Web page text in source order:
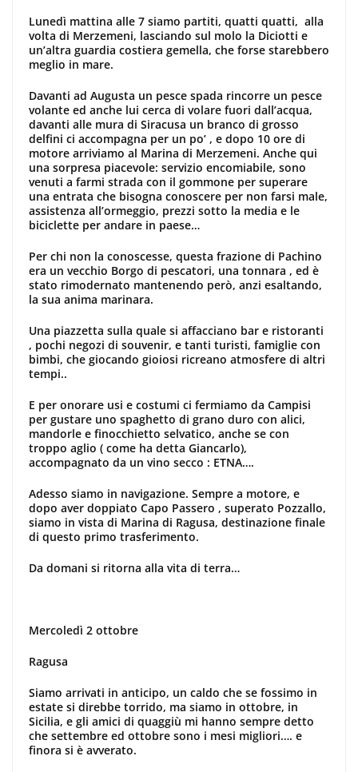
Lunedì mattina alle 7 siamo partiti, quatti quatti, alla
volta di Merzemeni, lasciando sul molo la Diciotti e
un’altra guardia costiera gemella, che forse starebbero
meglio in mare.
Davanti ad Augusta un pesce spada rincorre un pesce
volante ed anche lui cerca di volare fuori dall’acqua,
davanti alle mura di Siracusa un branco di grosso
delfini ci accompagna per un po’ , e dopo 10 ore di
motore arriviamo al Marina di Merzemeni. Anche qui
una sorpresa piacevole: servizio encomiabile, sono
venuti a farmi strada con il gommone per superare
una entrata che bisogna conoscere per non farsi male,
assistenza all’ormeggio, prezzi sotto la media e le
biciclette per andare in paese…
Per chi non la conoscesse, questa frazione di Pachino
era un vecchio Borgo di pescatori, una tonnara , ed è
stato rimodernato mantenendo però, anzi esaltando,
la sua anima marinara.
Una piazzetta sulla quale si affacciano bar e ristoranti
, pochi negozi di souvenir, e tanti turisti, famiglie con
bimbi, che giocando gioiosi ricreano atmosfere di altri
tempi..
E per onorare usi e costumi ci fermiamo da Campisi
per gustare uno spaghetto di grano duro con alici,
mandorle e finocchietto selvatico, anche se con
troppo aglio ( come ha detta Giancarlo),
accompagnato da un vino secco : ETNA….
Adesso siamo in navigazione. Sempre a motore, e
dopo aver doppiato Capo Passero , superato Pozzallo,
siamo in vista di Marina di Ragusa, destinazione finale
di questo primo trasferimento.
Da domani si ritorna alla vita di terra…
Mercoledì 2 ottobre
Ragusa
Siamo arrivati in anticipo, un caldo che se fossimo in
estate si direbbe torrido, ma siamo in ottobre, in
Sicilia, e gli amici di quaggiù mi hanno sempre detto
che settembre ed ottobre sono i mesi migliori…. e
finora si è avverato.